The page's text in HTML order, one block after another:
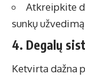
Atkreipkite
sunkų užvedimą
4. Degalų
Ketvirta dažna